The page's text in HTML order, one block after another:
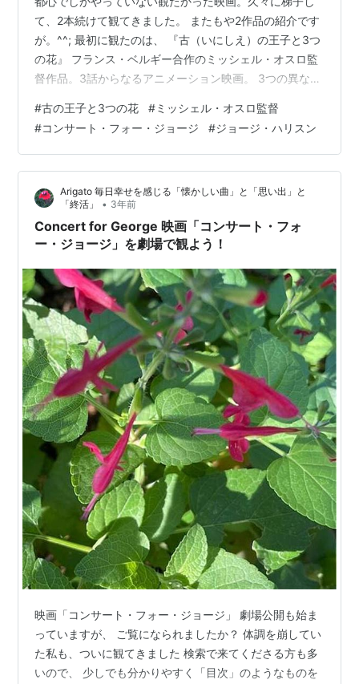
て、2本続けて観てきました。 またもや2作品の紹介です
が。^^; 最初に観たのは、 『古（いにしえ）の王子と3つ
の花』 フランス・ベルギー合作のミッシェル・オスロ監
督作品。3話からなるアニメーション映画。 3つの異なる
紀トルコ」を舞台に、知恵と勇気で自身の困難な運命を
変え、幸福を手にする3人の王子の生き方が見事でした。
ルーブル美術館とのコラボレーションで制作された、ク
シュ王国の若き王子の物語である第1話の『ファラオ』。
第2話『美しき野生児』は、父に反逆した中世の王子。
千夜一夜物語に想をとっ…
#古の王子と3つの花 #ミッシェル・オスロ監督
#コンサート・フォー・ジョージ #ジョージ・ハリスン
Arigato 毎日幸せを感じる「懐かしい曲」と「思い出」と
「終活」
• 3年前
Concert for George 映画「コンサート・フォ
ー・ジョージ」を劇場で観よう！
映画「コンサート・フォー・ジョージ」 劇場公開も始ま
っていますが、 ご覧になられましたか？ 体調を崩してい
た私も、ついに観てきました 検索で来てくださる方も多
いので、 少しでも分かりやすく「目次」のようなものを